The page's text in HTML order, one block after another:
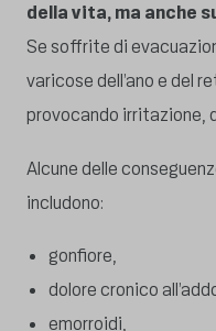
della vita, ma anche
Se soffrite di
varicose dell’ano e del
provocando irritazione,
Alcune delle
includono:
gonfiore,
dolore cronico
emorroidi,